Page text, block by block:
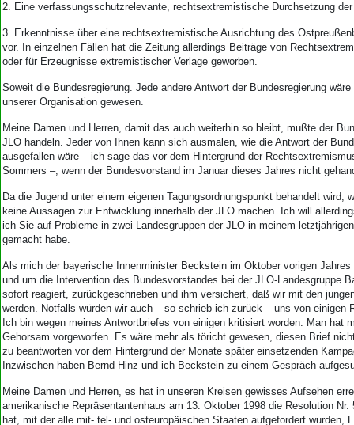
2. Eine verfassungsschutzrelevante, rechtsextremistische Durchsetzung
3. Erkenntnisse über eine rechtsextremistische Ausrichtung des
vor. In einzelnen Fällen hat die Zeitung allerdings Beiträge von
oder für Erzeugnisse extremistischer Verlage geworben.
Soweit die Bundesregierung. Jede andere Antwort der Bundesregierung
unserer Organisation gewesen.
Meine Damen und Herren, damit das auch weiterhin so bleibt, mußte der
JLO handeln. Jeder von Ihnen kann sich ausmalen, wie die Antwort der
ausgefallen wäre – ich sage das vor dem Hintergrund der
Sommers –, wenn der Bundesvorstand im Januar dieses Jahres nicht
Da die Jugend unter einem eigenen Tagungsordnungspunkt behandelt wird,
keine Aussagen zur Entwicklung innerhalb der JLO machen. Ich will
ich Sie auf Probleme in zwei Landesgruppen der JLO in meinem
gemacht habe.
Als mich der bayerische Innenminister Beckstein im Oktober vorigen
und um die Intervention des Bundesvorstandes bei der JLO-Landesgruppe
sofort reagiert, zurückgeschrieben und ihm versichert, daß wir mit den
werden. Notfalls würden wir auch – so schrieb ich zurück – uns von einigen
Ich bin wegen meines Antwortbriefes von einigen kritisiert worden. Man hat
Gehorsam vorgeworfen. Es wäre mehr als töricht gewesen, diesen Brief
zu beantworten vor dem Hintergrund der Monate später einsetzenden
Inzwischen haben Bernd Hinz und ich Beckstein zu einem Gespräch
Meine Damen und Herren, es hat in unseren Kreisen gewisses Aufsehen
amerikanische Repräsentantenhaus am 13. Oktober 1998 die Resolution Nr.
hat, mit der alle mit- tel- und osteuropäischen Staaten aufgefordert wurden,